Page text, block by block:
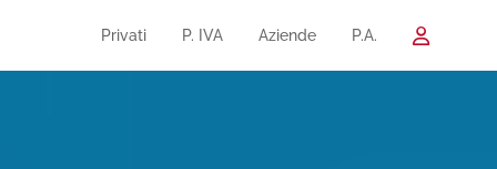
Privati P. IVA Aziende P.A.